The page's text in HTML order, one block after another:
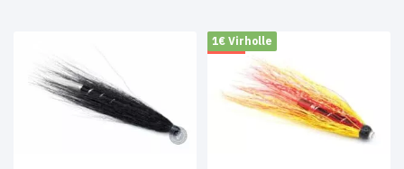
1€ Virholle
ALE!